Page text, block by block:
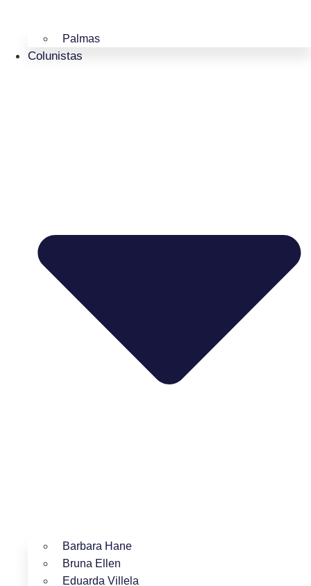
Palmas
Colunistas
Barbara Hane
Bruna Ellen
Eduarda Villela